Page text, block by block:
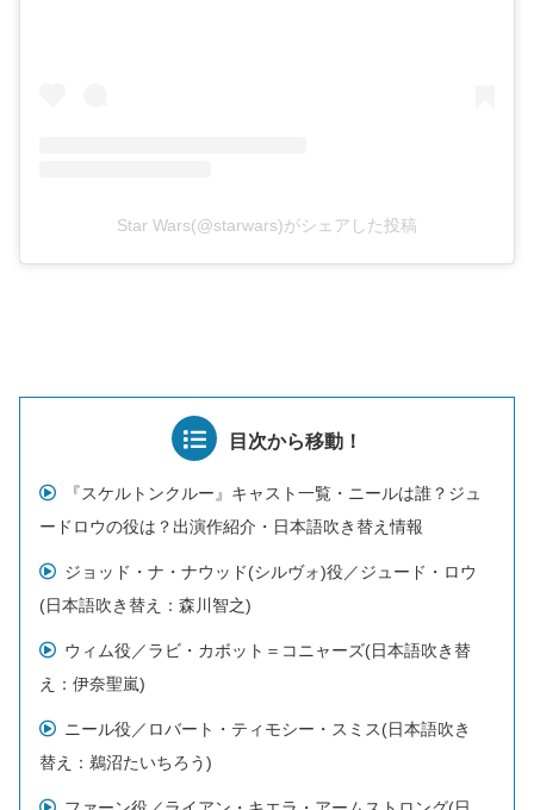
Star Wars(@starwars)がシェアした投稿
目次から移動！
『スケルトンクルー』キャスト一覧・ニールは誰？ジュ
ードロウの役は？出演作紹介・日本語吹き替え情報
ジョッド・ナ・ナウッド(シルヴォ)役／ジュード・ロウ
(日本語吹き替え：森川智之)
ウィム役／ラビ・カボット＝コニャーズ(日本語吹き替
え：伊奈聖嵐)
ニール役／ロバート・ティモシー・スミス(日本語吹き
替え：鵜沼たいちろう)